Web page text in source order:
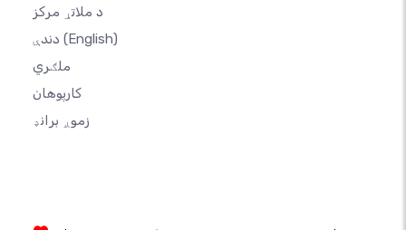
د ملاتړ مرکز
(English)
ملګري
کارپوهان
زموږ برانډ